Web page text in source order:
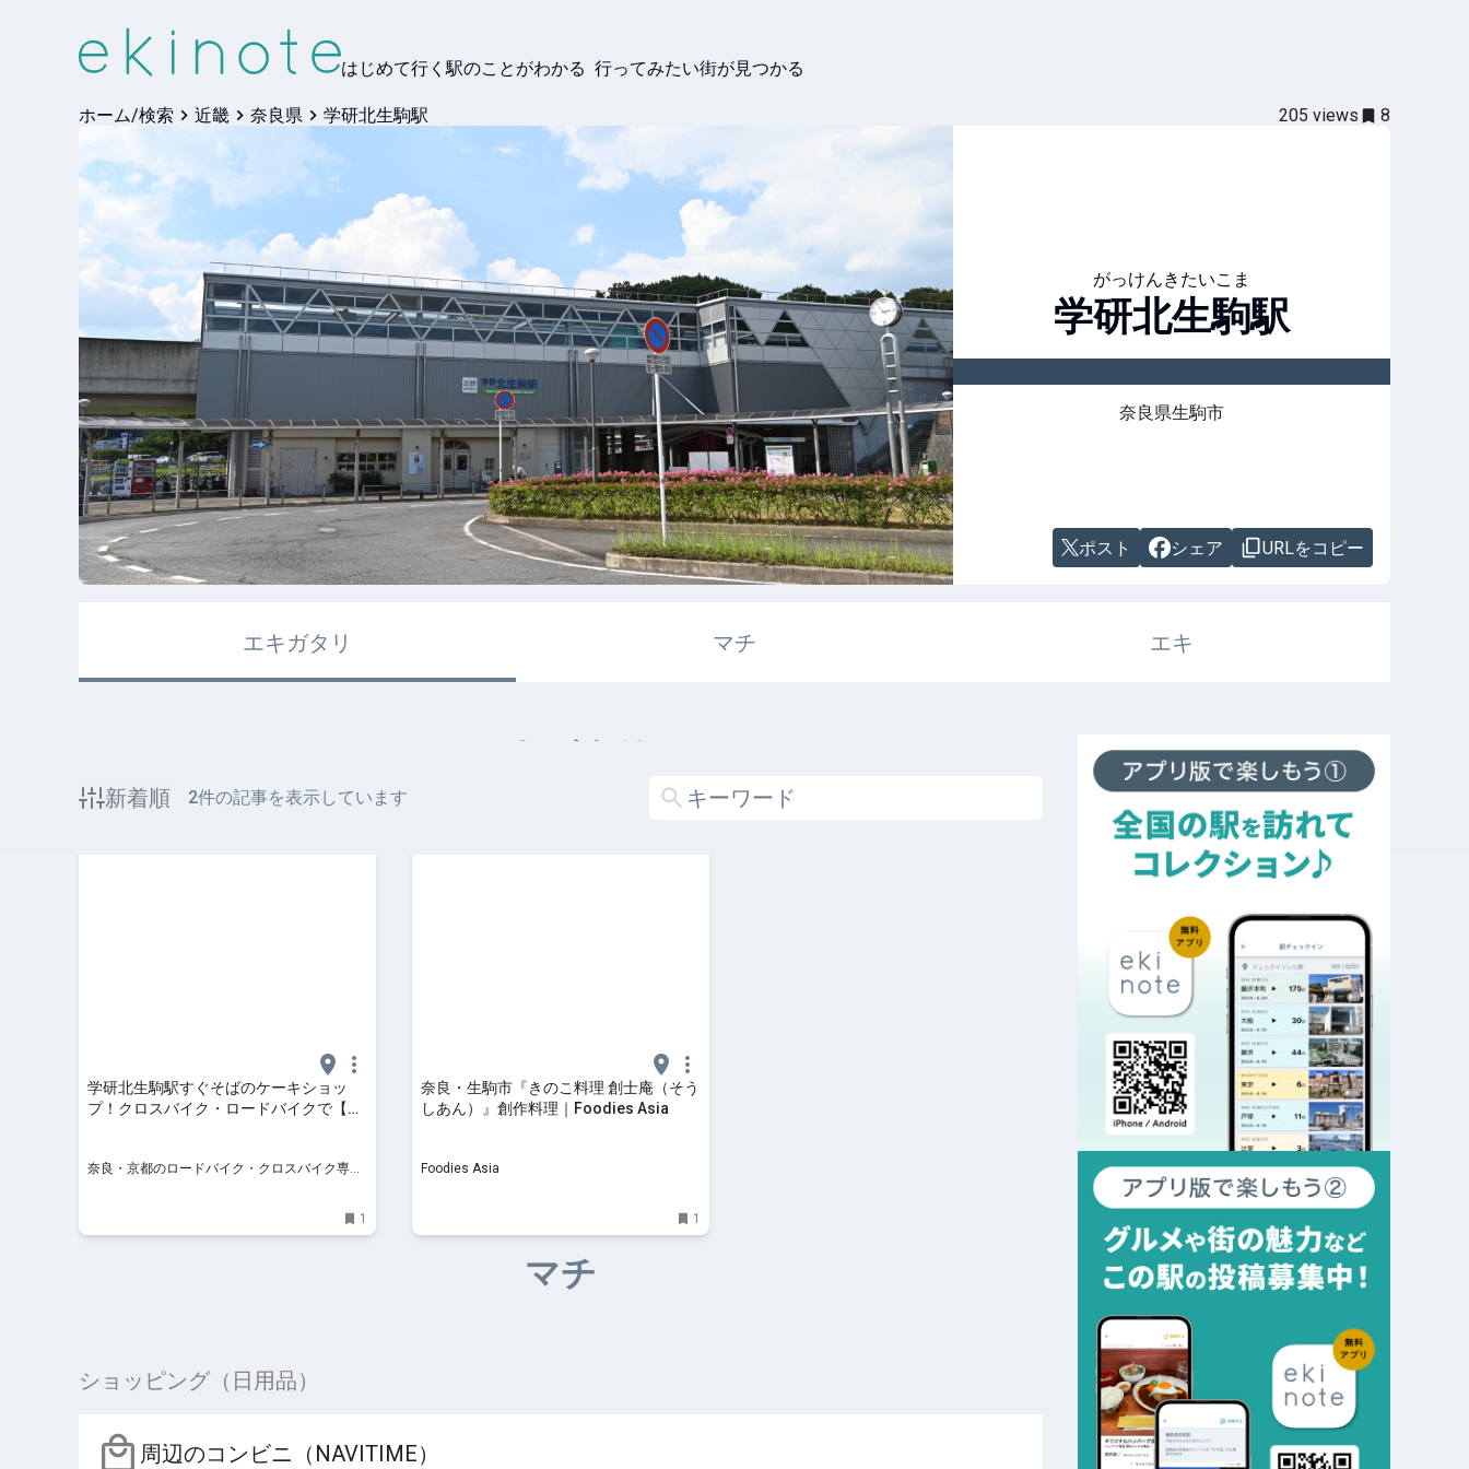
はじめて行く駅のことがわかる 行ってみたい街が見つかる
ホーム/検索 近畿 奈良県 学研北生駒駅 205 views 8
がっけんきたいこま
学研北生駒駅
奈良県生駒市
ポスト シェア URLをコピー
エキガタリ マチ エキ
エキガタリ
新着順 2件の記事を表示しています
学研北生駒駅すぐそばのケーキショッ
プ！クロスバイク・ロードバイクで【川
奈良・京都のロードバイク・クロスバイク専門
1
奈良・生駒市『きのこ料理 創士庵（そう
しあん）』創作料理｜Foodies Asia
Foodies Asia
1
マチ
ショッピング（日用品）
周辺のコンビニ（NAVITIME）